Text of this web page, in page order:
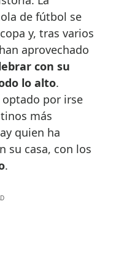
de fútbol se
y, tras varios
aprovechado
con su
lo alto.
por irse
más
quien ha
su casa, con los
.